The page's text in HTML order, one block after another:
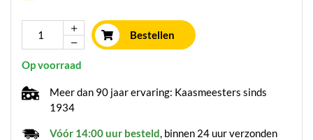
Bestellen
Op voorraad
Meer dan 90 jaar ervaring: Kaasmeesters sinds
1934
Vóór 14:00 uur besteld, binnen 24 uur verzonden